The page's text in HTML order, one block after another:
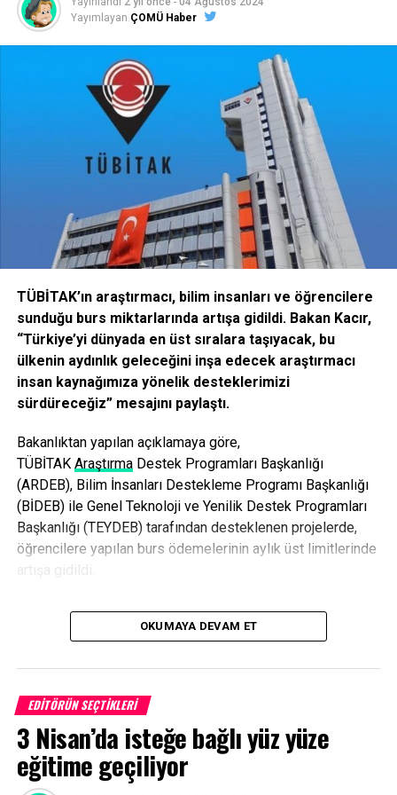
Başkanlığınca tercihler alınacak.
Facebook
Mastodon
EmailShare
İLIŞKILI BAŞLIKLAR:
Sömestrde Bunları Sakın Yapma!
KAÇIRMAYIN
Kubilay Felek Soruyor…
Yayımlayan ÇOMÜ Haber
TÜBİTAK’ın araştırmacı, bilim insanları ve öğrencilere
sunduğu burs miktarlarında artışa gidildi. Bakan Kacır,
“Türkiye’yi dünyada en üst sıralara taşıyacak, bu
ülkenin aydınlık geleceğini inşa edecek araştırmacı
insan kaynağımıza yönelik desteklerimizi
sürdüreceğiz” mesajını paylaştı.
Bakanlıktan yapılan açıklamaya göre,
TÜBİTAK AraştırmaDestek Programları Başkanlığı
(ARDEB), Bilim İnsanları Destekleme Programı Başkanlığı
(BİDEB) ile Genel Teknoloji ve Yenilik Destek Programları
Başkanlığı (TEYDEB) tarafından desteklenen projelerde,
öğrencilere yapılan burs ödemelerinin aylık üst limitlerinde
artışa gidildi.
Buna göre, ön lisans veya lisans öğrencilerine verilen burs
miktarı 4 bin liradan 4 bin 800 liraya yükseltildi. Yüksek
16 bin 500 liraya, doktora öğrencilerinin aldığı burs miktarı
da 20 bin liradan 24 bin liraya çıkarıldı. Doktora sonrası
araştırmacılara verilen burs miktarı ise 27 bin lira iken 32
bin lira olarak güncellendi.
Bu arada, BİDEB 2250 Lisansüstü Bursları Performans
OKUMAYA DEVAM ET
EDITÖRÜN SEÇTIKLERI
3 Nisan’da isteğe bağlı yüz yüze
eğitime geçiliyor